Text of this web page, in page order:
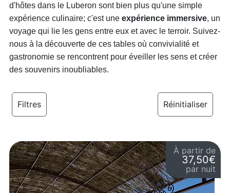
d'hôtes dans le Luberon sont bien plus qu'une simple
expérience culinaire; c'est une expérience immersive, un
voyage qui lie les gens entre eux et avec le terroir. Suivez-
nous à la découverte de ces tables où convivialité et
gastronomie se rencontrent pour éveiller les sens et créer
des souvenirs inoubliables.
Filtres Réinitialiser
À partir de
37,50€
par nuit